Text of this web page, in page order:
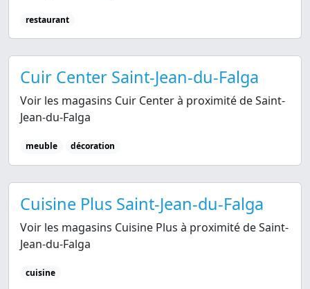
restaurant
Cuir Center Saint-Jean-du-Falga
Voir les magasins Cuir Center à proximité de Saint-
Jean-du-Falga
meuble décoration
Cuisine Plus Saint-Jean-du-Falga
Voir les magasins Cuisine Plus à proximité de Saint-
Jean-du-Falga
cuisine